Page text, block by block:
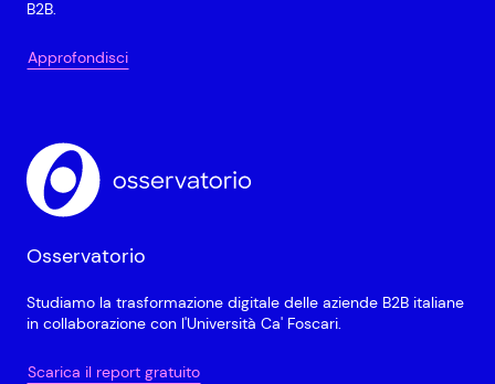
B2B.
Approfondisci
Osservatorio
Studiamo la trasformazione digitale delle aziende B2B italiane
in collaborazione con l'Università Ca' Foscari.
Scarica il report gratuito